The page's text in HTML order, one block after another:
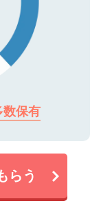
数保有
らう